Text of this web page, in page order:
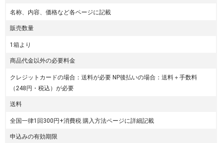
名称、内容、価格など各ページに記載
販売数量
1箱より
商品代金以外の必要料金
クレジットカードの場合：送料が必要 NP後払いの場合：送料＋手数料
（248円・税込）が必要
送料
全国一律1回300円+消費税 購入方法ページに詳細記載
申込みの有効期限